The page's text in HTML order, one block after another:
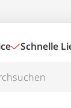
Schnelle